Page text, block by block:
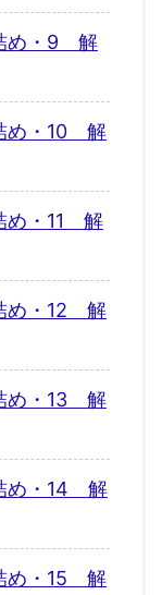
め・9 解
め・10 解
め・11 解
め・12 解
め・13 解
め・14 解
め・15 解